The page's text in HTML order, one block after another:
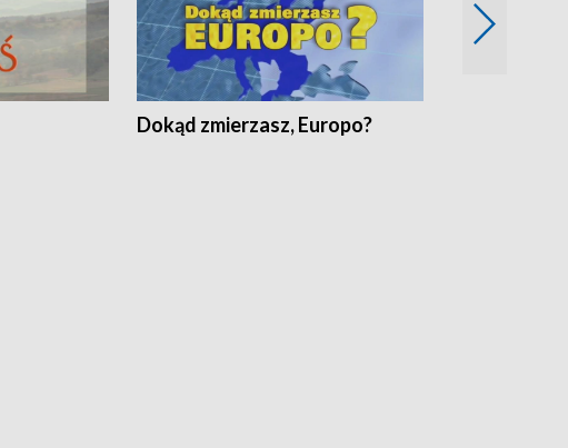
Dokąd zmierzasz, Europo?